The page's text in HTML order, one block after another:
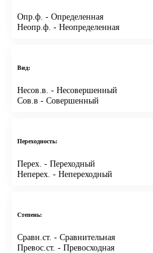
Опр.ф. - Определенная
Неопр.ф. - Неопределенная
Вид:
Несов.в. - Несовершенный
Сов.в - Совершенный
Переходность:
Перех. - Переходный
Неперех. - Непереходный
Степень:
Сравн.ст. - Сравнительная
Превос.ст. - Превосходная